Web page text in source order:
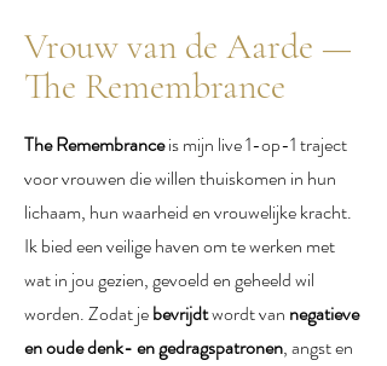
Vrouw van de Aarde —
The Remembrance
The Remembranceis mijn live 1-op-1 traject
voor vrouwen die willen thuiskomen in hun
lichaam, hun waarheid en vrouwelijke kracht.
Ik bied een veilige haven om te werken met
wat in jou gezien, gevoeld en geheeld wil
worden. Zodat jebevrijdtwordt van negatieve
en oude denk- en gedragspatronen, angst en